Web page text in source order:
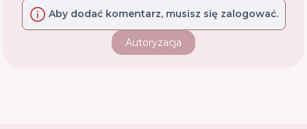
Aby dodać komentarz, musisz się zalogować.
Autoryzacja